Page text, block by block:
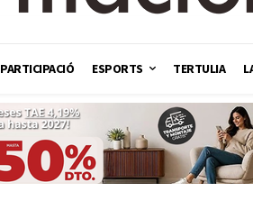
PARTICIPACIÓ ESPORTS TERTULIA